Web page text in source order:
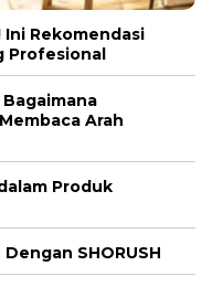
Ini Rekomendasi
Profesional
Arah
Produk
SHORUSH